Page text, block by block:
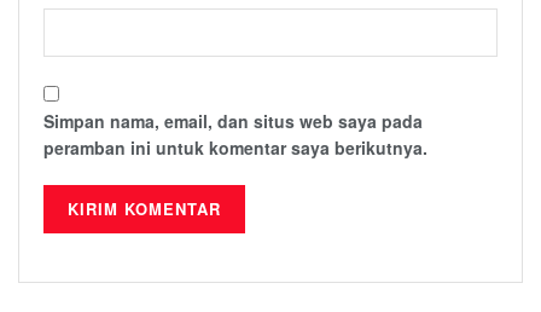
Simpan nama, email, dan situs web saya pada
peramban ini untuk komentar saya berikutnya.